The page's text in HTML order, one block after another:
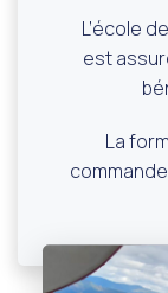
L’école
est
La